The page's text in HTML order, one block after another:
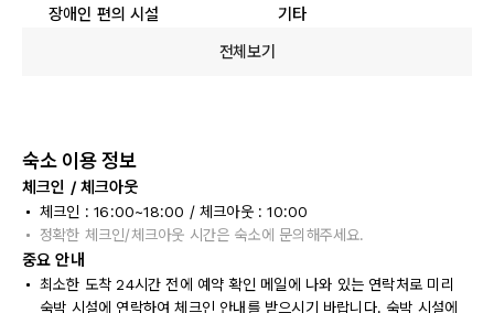
장애인 편의 시설
기타
전체보기
숙소 이용 정보
체크인 / 체크아웃
체크인 : 16:00~18:00 / 체크아웃 : 10:00
정확한 체크인/체크아웃 시간은 숙소에 문의해주세요.
중요 안내
최소한 도착 24시간 전에 예약 확인 메일에 나와 있는 연락처로 미리
숙박 시설에 연락하여 체크인 안내를 받으시기 바랍니다. 숙박 시설에